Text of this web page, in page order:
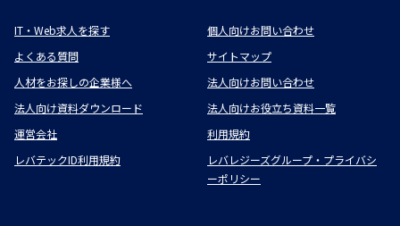
IT・Web求人を探す
個人向けお問い合わせ
よくある質問
サイトマップ
人材をお探しの企業様へ
法人向けお問い合わせ
法人向け資料ダウンロード
法人向けお役立ち資料一覧
運営会社
利用規約
レバテックID利用規約
レバレジーズグループ・プライバシ
ーポリシー